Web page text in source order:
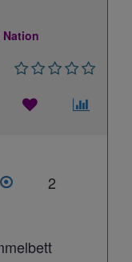
Nation
2